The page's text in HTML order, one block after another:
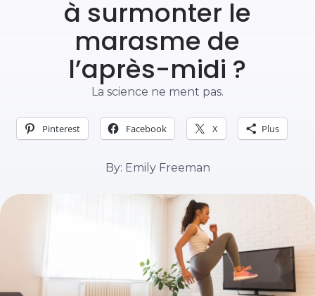
à surmonter le
marasme de
l’après-midi ?
La science ne ment pas.
Pinterest Facebook X Plus
By: Emily Freeman